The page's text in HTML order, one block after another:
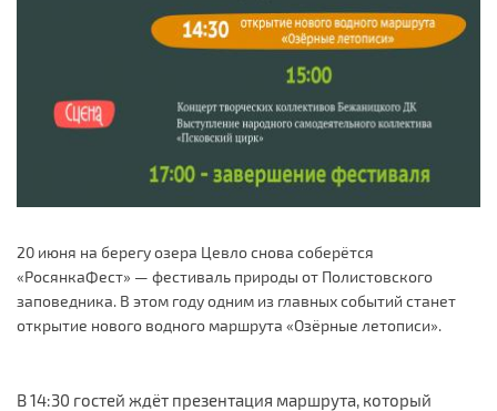
20 июня на берегу озера Цевло снова соберётся
«РосянкаФест» — фестиваль природы от Полистовского
заповедника. В этом году одним из главных событий станет
открытие нового водного маршрута «Озёрные летописи».
В 14:30 гостей ждёт презентация маршрута, который